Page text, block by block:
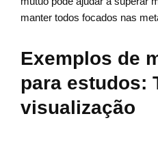
manter todos focados nas
Exemplos de
para estudos:
visualização